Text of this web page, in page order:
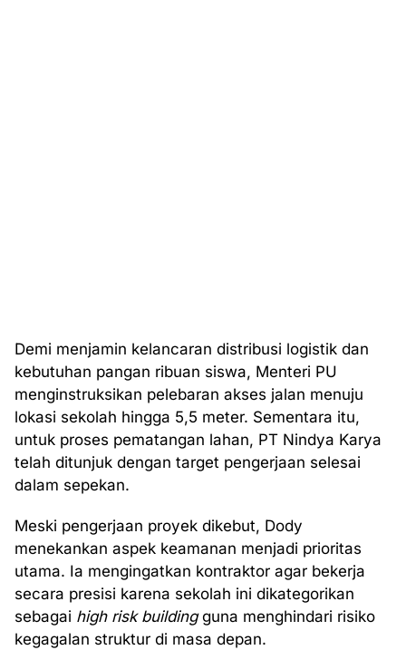
Demi menjamin kelancaran distribusi logistik dan
kebutuhan pangan ribuan siswa, Menteri PU
menginstruksikan pelebaran akses jalan menuju
lokasi sekolah hingga 5,5 meter. Sementara itu,
untuk proses pematangan lahan, PT Nindya Karya
telah ditunjuk dengan target pengerjaan selesai
dalam sepekan.
Meski pengerjaan proyek dikebut, Dody
menekankan aspek keamanan menjadi prioritas
utama. Ia mengingatkan kontraktor agar bekerja
secara presisi karena sekolah ini dikategorikan
sebagai high risk buildingguna menghindari risiko
kegagalan struktur di masa depan.